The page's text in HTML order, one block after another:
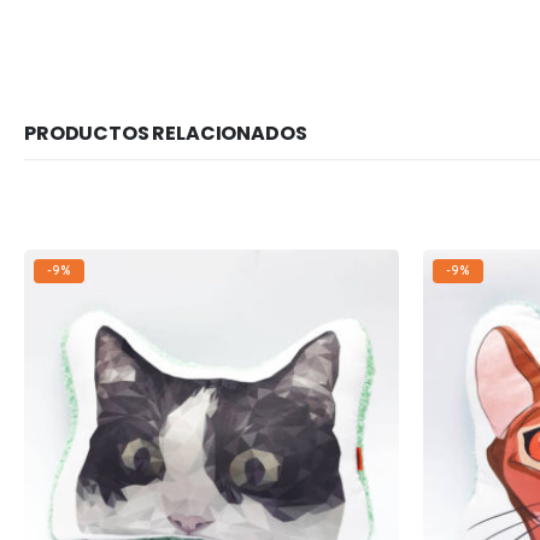
PRODUCTOS RELACIONADOS
-9% -21%